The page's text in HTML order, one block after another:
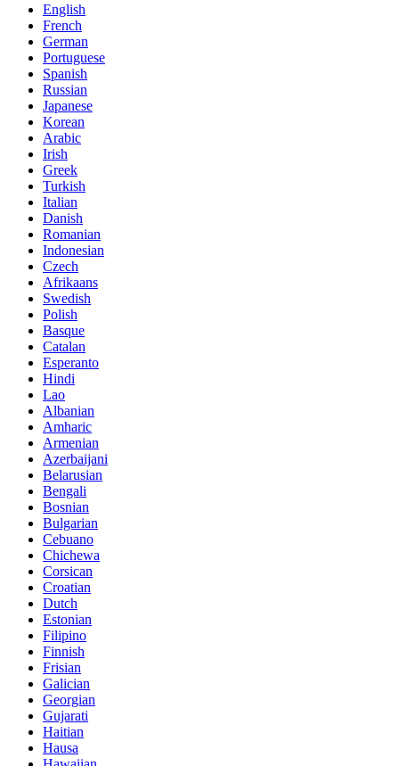
English
French
German
Portuguese
Spanish
Russian
Japanese
Korean
Arabic
Irish
Greek
Turkish
Italian
Danish
Romanian
Indonesian
Czech
Afrikaans
Swedish
Polish
Basque
Catalan
Esperanto
Hindi
Lao
Albanian
Amharic
Armenian
Azerbaijani
Belarusian
Bengali
Bosnian
Bulgarian
Cebuano
Chichewa
Corsican
Croatian
Dutch
Estonian
Filipino
Finnish
Frisian
Galician
Georgian
Gujarati
Haitian
Hausa